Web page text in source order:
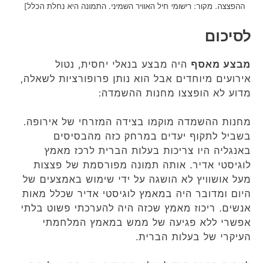
ההפצצה. מקור: רישומי חיל האוויר השמיני. התמונה היא נחלת הכלל]
לסיכום
מבצע מאסף היה מבצע בנאלי יחסית, נטול
אירועים מיוחדים אבל הוא נותן פרופורציות לשאלה,
מדוע לא הופצצו מחנות ההשמדה:
מחנות ההשמדה מוקמו בצידה המזרחי של אירופה.
בשביל לתקוף יעדים במרחק כזה מהבסיסים
באנגליה היו צריכות בעלות הברית לרכז מאמץ
לוגיסטי אדיר. אותה תמונה מפורסמת של פצצות
מעל אושוויץ לא הושגה על ידי שימוש באמצעים של
היום ומדובר היה במאמץ לוגיסטי אדיר שכלל מאות
אנשים. ריכוז מאמץ שכזה היה להערכתי פשוט בלתי
אפשרי ללא פגיעה של ממש במאמץ המלחמתי
העיקרי של בעלות הברית.